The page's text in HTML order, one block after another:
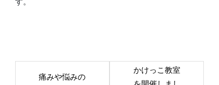
痛みや悩みの
かけっこ教室